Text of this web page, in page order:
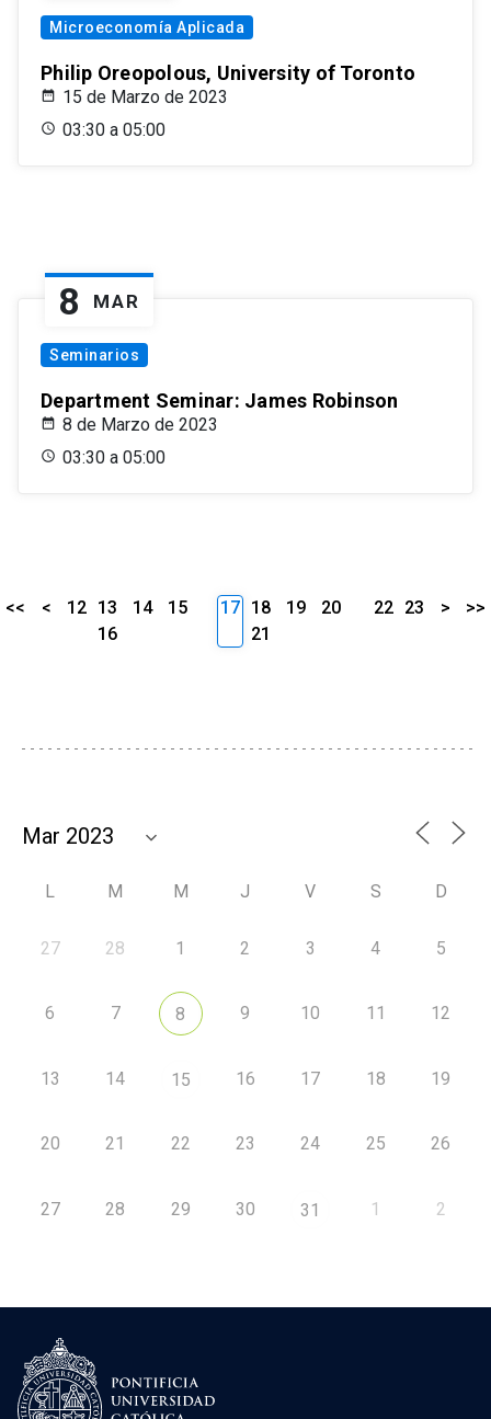
Microeconomía Aplicada
Philip Oreopolous, University of Toronto
15 de Marzo de 2023
03:30 a 05:00
8 MAR
Seminarios
Department Seminar: James Robinson
8 de Marzo de 2023
03:30 a 05:00
<< < 12 13 14
15
16
17 18 19
20
21
22 23 > >>
L M M J V S D
27 28 1 2 3 4 5
6 7 8 9 10 11 12
13 14 15 16 17 18 19
20 21 22 23 24 25 26
27 28 29 30 31 1 2